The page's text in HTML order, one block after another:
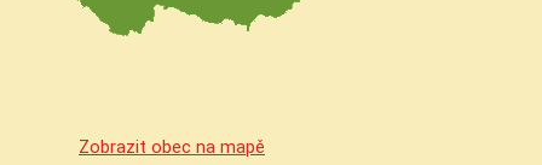
Zobrazit obec na mapě